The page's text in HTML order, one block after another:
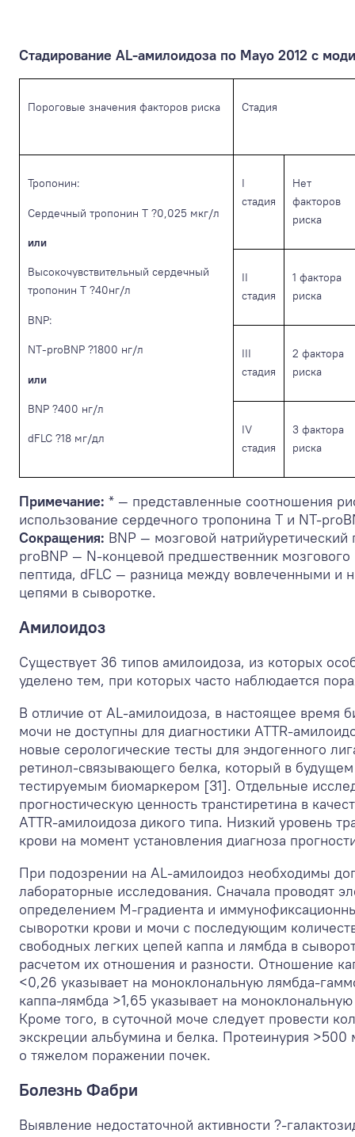
Стадирование AL-амилоидоза по Mayo 2012 с
Пороговые значения факторов риска Стадия
Тропонин:
Сердечный тропонин Т ?0,025 мкг/л
или
Высокочувствительный сердечный
тропонин Т ?40нг/л
BNP:
NT-proBNP ?1800 нг/л
или
BNP ?400 нг/л
dFLC ?18 мг/дл
I
стадия
Нет
факторов
риска
II
стадия
1 фактора
риска
III
стадия
2 фактора
риска
IV
стадия
3 фактора
риска
Примечание: * — представленные соотношения
использование сердечного тропонина Т и NT-
Сокращения: BNP — мозговой
proBNP — N-концевой предшественник мозгового
пептида, dFLC — разница между вовлеченными и
цепями в сыворотке.
Амилоидоз
Существует 36 типов амилоидоза, из которых
уделено тем, при которых часто наблюдается
В отличие от AL-амилоидоза, в настоящее время
мочи не доступны для диагностики ATTR-
новые серологические тесты для эндогенного
ретинол-связывающего белка, который в
тестируемым биомаркером [31]. Отдельные
прогностическую ценность транстиретина в
ATTR-амилоидоза дикого типа. Низкий уровень
крови на момент установления диагноза
При подозрении на AL-амилоидоз необходимы
лабораторные исследования. Сначала проводят
определением М-градиента и
сыворотки крови и мочи с последующим
свободных легких цепей каппа и лямбда в
расчетом их отношения и разности. Отношение
<0,26 указывает на моноклональную лямбда-
каппа-лямбда >1,65 указывает на
Кроме того, в суточной моче следует провести
экскреции альбумина и белка. Протеинурия >500
о тяжелом поражении почек.
Болезнь Фабри
Выявление недостаточной активности ?-